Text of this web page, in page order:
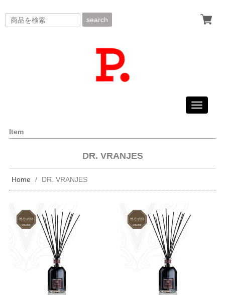
search
Toggle
Item
DR. VRANJES
Home DR. VRANJES